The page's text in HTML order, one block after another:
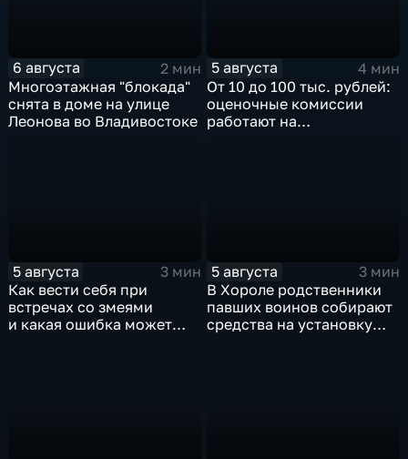
6 августа
2 мин
Многоэтажная "блокада"
снята в доме на улице
Леонова во Владивостоке
5 августа
4 мин
От 10 до 100 тыс. рублей:
оценочные комиссии
работают на
5 августа
3 мин
Как вести себя при
встречах со змеями
и какая ошибка может
5 августа
3 мин
В Хороле родственники
павших воинов собирают
средства на установку